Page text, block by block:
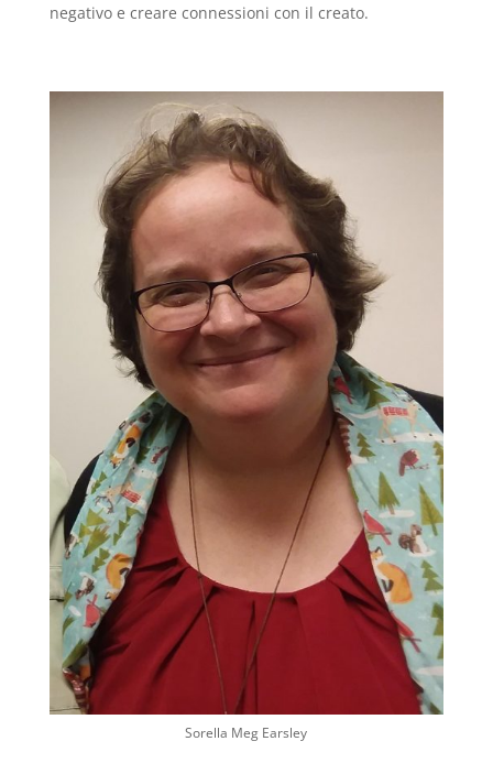
negativo e creare connessioni con il creato.
Sorella Meg Earsley